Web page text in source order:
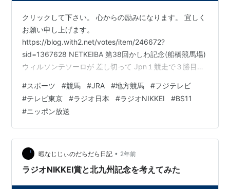
クリックして下さい。 心からの励みになります。 宜しく
お願い申し上げます。
https://blog.with2.net/votes/item/246672?
sid=1367628 NETKEIBA 第38回かしわ記念(船橋競馬場)
ウィルソンテソーロが 差し切って Jpn１競走で３勝目を
umatoku.hochi.co.jp ねとらば 俳優の山下智久さん 船橋
競馬場に降臨 “徹夜組”も発生して 客席は超満員 押し寄せ
た女性客らから悲鳴 nlab.itmedia.co.jp フライデー電子
版 令和に大人気！ 「公…
#スポーツ #競馬 #JRA #地方競馬 #フジテレビ
#テレビ東京 #ラジオ日本 #ラジオNIKKEI #BS11
#ニッポン放送
暇なじじぃのだらだら日記 • 2年前
ラジオNIKKEI賞と北九州記念を考えてみた